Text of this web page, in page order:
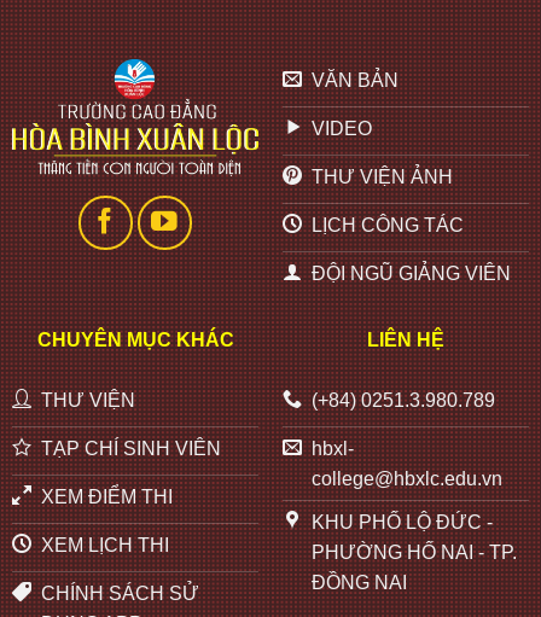
VĂN BẢN
VIDEO
THƯ VIỆN ẢNH
LỊCH CÔNG TÁC
ĐỘI NGŨ GIẢNG VIÊN
CHUYÊN MỤC KHÁC
THƯ VIỆN
TẠP CHÍ SINH VIÊN
XEM ĐIỂM THI
XEM LỊCH THI
CHÍNH SÁCH SỬ
LIÊN HỆ
(+84) 0251.3.980.789
hbxl-
college@hbxlc.edu.vn
KHU PHỐ LỘ ĐỨC -
PHƯỜNG HỐ NAI - TP.
ĐỒNG NAI